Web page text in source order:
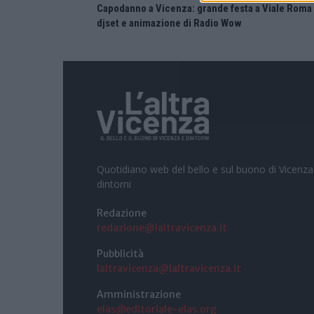
Capodanno a Vicenza: grande festa a Viale
djset e animazione di Radio Wow
Quotidiano web del bello e sul buono di
dintorni
Redazione
redazione@laltravicenza.it
Pubblicità
laltravicenza@laltravicenza.it
Amministrazione
elas@editoriale-elas.org